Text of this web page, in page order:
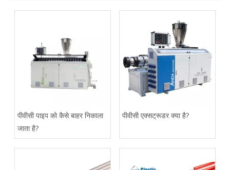
पीवीसी पाइप को कैसे बाहर निकाला
जाता है?
पीवीसी एक्सट्रूडर क्या है?